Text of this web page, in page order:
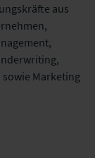
aus
sowie Marketing